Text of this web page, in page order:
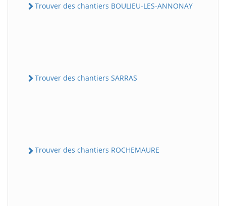
Trouver des chantiers BOULIEU-LES-ANNONAY
Trouver des chantiers SARRAS
Trouver des chantiers ROCHEMAURE